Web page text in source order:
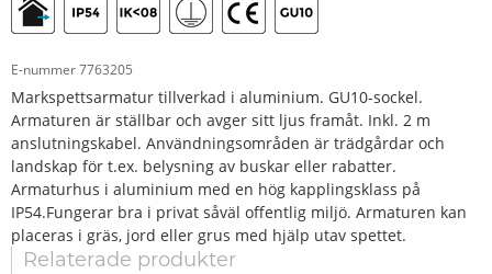
E-nummer7763205
Markspettsarmatur tillverkad i aluminium. GU10-sockel.
Armaturen är ställbar och avger sitt ljus framåt. Inkl. 2 m
anslutningskabel. Användningsområden är trädgårdar och
landskap för t.ex. belysning av buskar eller rabatter.
Armaturhus i aluminium med en hög kapplingsklass på
IP54.Fungerar bra i privat såväl offentlig miljö. Armaturen kan
placeras i gräs, jord eller grus med hjälp utav spettet.
Relaterade produkter